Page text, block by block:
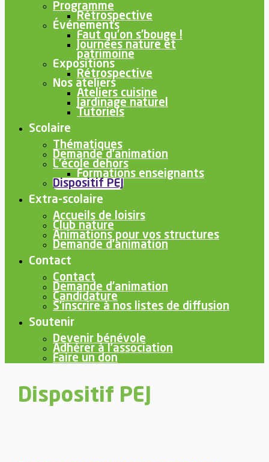
Programme
Rétrospective
Événements
Faut qu’on s’bouge !
Journées nature et
patrimoine
Expositions
Rétrospective
Nos ateliers
Ateliers cuisine
Jardinage naturel
Tutoriels
Scolaire
Thématiques
Demande d’animation
L’école dehors
Formations enseignants
Dispositif PEJ
Extra-scolaire
Accueils de loisirs
Club nature
Animations pour vos structures
Demande d’animation
Contact
Contact
Demande d’animation
Candidature
S’inscrire à nos listes de diffusion
Soutenir
Devenir bénévole
Adhérer à l’association
Faire un don
Dispositif PEJ